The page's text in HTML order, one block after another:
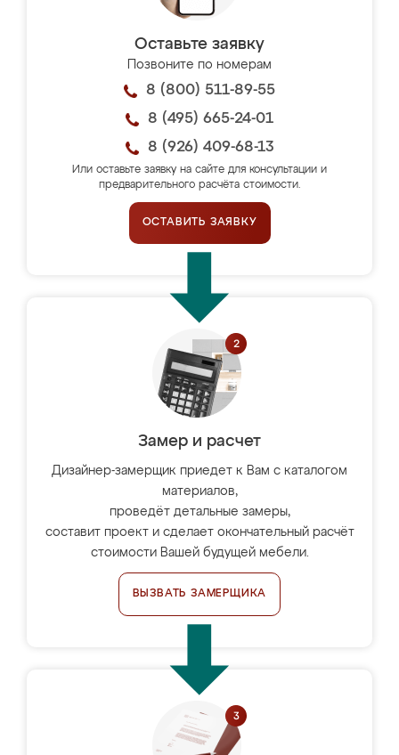
Оставьте заявку
Позвоните по номерам
8 (800) 511-89-55
8 (495) 665-24-01
8 (926) 409-68-13
Или оставьте заявку на сайте для консультации и
предварительного расчёта стоимости.
ОСТАВИТЬ ЗАЯВКУ
Замер и расчет
Дизайнер-замерщик приедет к Вам с каталогом
материалов,
проведёт детальные замеры,
составит проект и сделает окончательный расчёт
стоимости Вашей будущей мебели.
ВЫЗВАТЬ ЗАМЕРЩИКА